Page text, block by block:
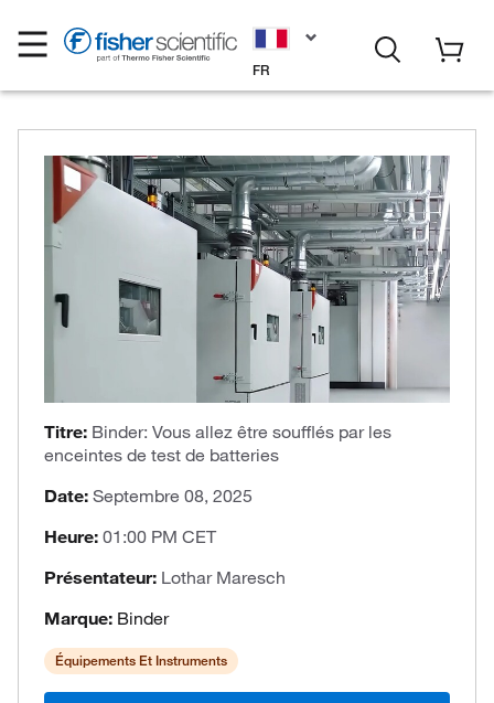
FR
Titre: Binder: Vous allez être soufflés par les
enceintes de test de batteries
Date: Septembre 08, 2025
Heure: 01:00 PM CET
Présentateur: Lothar Maresch
Marque: Binder
Équipements Et Instruments